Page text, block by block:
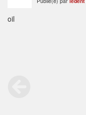
oil